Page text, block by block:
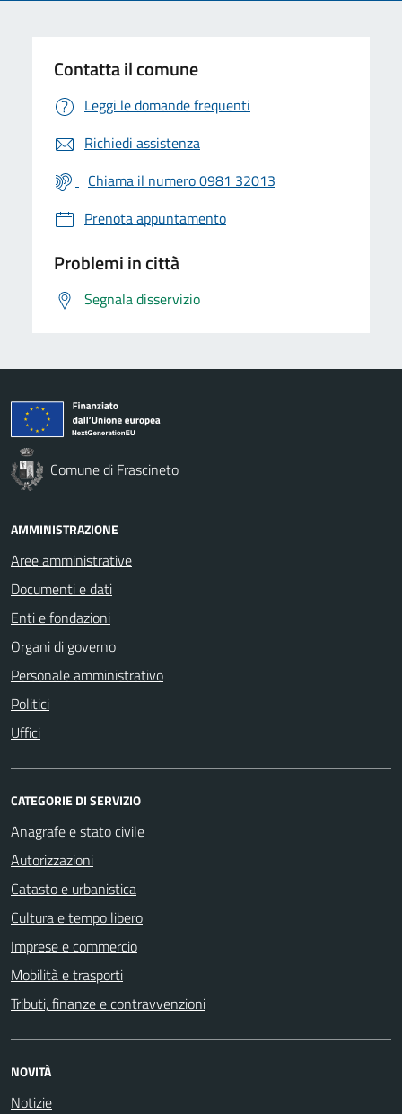
Contatta il comune
Leggi le domande frequenti
Richiedi assistenza
Chiama il numero 0981 32013
Prenota appuntamento
Problemi in città
Segnala disservizio
Comune di Frascineto
AMMINISTRAZIONE
Aree amministrative
Documenti e dati
Enti e fondazioni
Organi di governo
Personale amministrativo
Politici
Uffici
CATEGORIE DI SERVIZIO
Anagrafe e stato civile
Autorizzazioni
Catasto e urbanistica
Cultura e tempo libero
Imprese e commercio
Mobilità e trasporti
Tributi, finanze e contravvenzioni
NOVITÀ
Notizie